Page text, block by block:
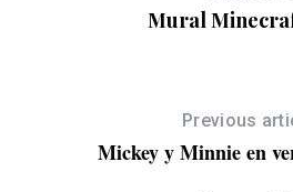
Mural
Previous
Mickey y Minnie en